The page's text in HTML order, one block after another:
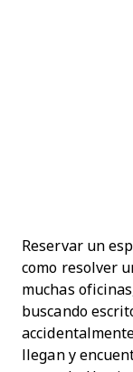
Reservar un
como resolver
muchas
buscando
llegan y